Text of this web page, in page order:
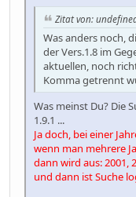
Zitat von:
Was anders noch,
der Vers.1.8 im
aktuellen, noch
Komma getrennt
Was meinst Du? Die
1.9.1 ...
Ja doch, bei einer
wenn man mehrere
dann wird aus: 2001,
und dann ist Suche